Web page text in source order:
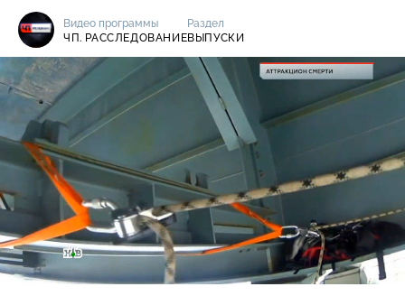
Видео программы
ЧП. РАССЛЕДОВАНИЕ
Раздел
ВЫПУСКИ
Загрузка:
3.64%